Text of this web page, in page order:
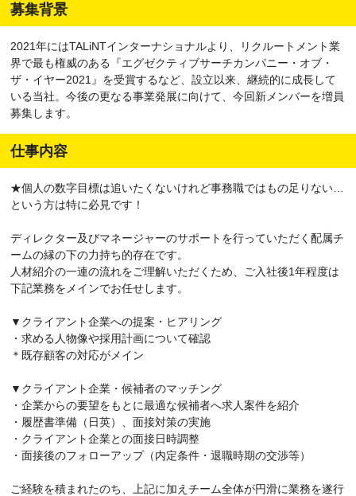
募集背景
2021年にはTALiNTインターナショナルより、リクルートメント業
界で最も権威のある『エグゼクティブサーチカンパニー・オブ・
ザ・イヤー2021』を受賞するなど、設立以来、継続的に成長して
いる当社。今後の更なる事業発展に向けて、今回新メンバーを増員
募集します。
仕事内容
★個人の数字目標は追いたくないけれど事務職ではもの足りない…
という方は特に必見です！
ディレクター及びマネージャーのサポートを行っていただく配属チ
ームの縁の下の力持ち的存在です。
人材紹介の一連の流れをご理解いただくため、ご入社後1年程度は
下記業務をメインでお任せします。
▼クライアント企業への提案・ヒアリング
・求める人物像や採用計画について確認
＊既存顧客の対応がメイン
▼クライアント企業・候補者のマッチング
・企業からの要望をもとに最適な候補者へ求人案件を紹介
・履歴書準備（日英）、面接対策の実施
・クライアント企業との面接日時調整
・面接後のフォローアップ（内定条件・退職時期の交渉等）
ご経験を積まれたのち、上記に加えチーム全体が円滑に業務を遂行